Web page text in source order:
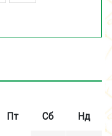
Пт Сб Нд